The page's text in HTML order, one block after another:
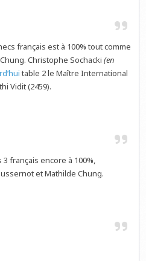
français est à 100% tout comme
Christophe Sochacki(en
table 2 le Maître International
Vidit (2459).
français encore à 100%,
et Mathilde Chung.